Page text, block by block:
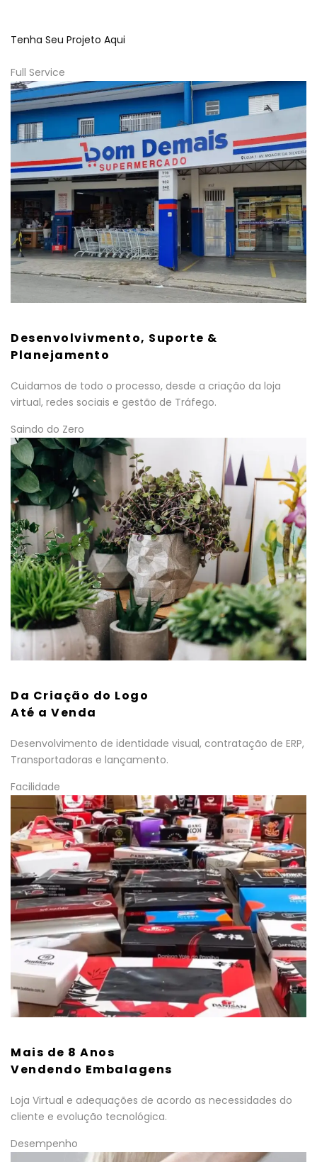
Tenha Seu Projeto Aqui
Full Service
Desenvolvivmento, Suporte &
Planejamento
Cuidamos de todo o processo, desde a criação da loja
virtual, redes sociais e gestão de Tráfego.
Saindo do Zero
Da Criação do Logo
Até a Venda
Desenvolvimento de identidade visual, contratação de ERP,
Transportadoras e lançamento.
Facilidade
Mais de 8 Anos
Vendendo Embalagens
Loja Virtual e adequações de acordo as necessidades do
cliente e evolução tecnológica.
Desempenho